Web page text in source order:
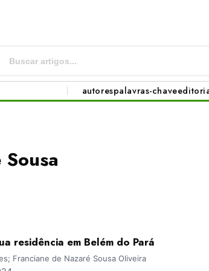
autorespalavras-chave
residência em Belém do Pará
Franciane de Nazaré Sousa Oliveira